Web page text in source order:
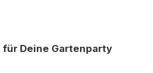
Deine Gartenparty